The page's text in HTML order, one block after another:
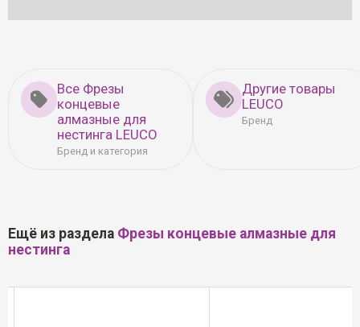
Все Фрезы
концевые
алмазные для
нестинга LEUCO
Бренд и категория
Другие товары
LEUCO
Бренд
Ещё из раздела Фрезы концевые алмазные для
нестинга